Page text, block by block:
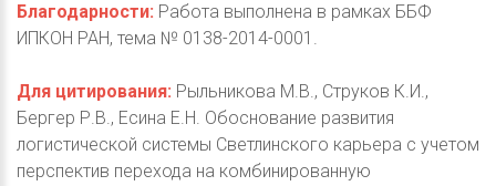
Благодарности: Работа выполнена в рамках ББФ
ИПКОН РАН, тема № 0138-2014-0001.
Для цитирования: Рыльникова М.В., Струков К.И.,
Бергер Р.В., Есина Е.Н. Обоснование развития
логистической системы Светлинского карьера с учетом
перспектив перехода на комбинированную